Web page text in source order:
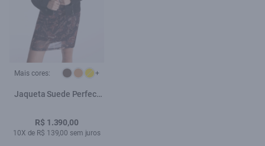
Mais cores: +
Jaqueta Suede Perfect
R$ 1.390,00
10X de R$ 139,00 sem juros